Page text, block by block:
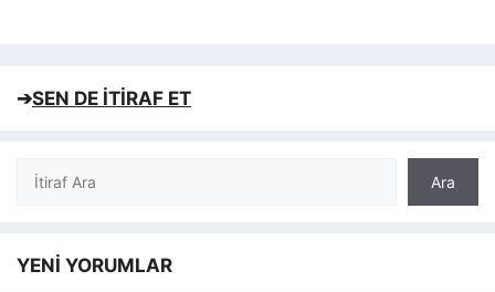
➔SEN DE İTİRAF ET
Ara
Ara
YENİ YORUMLAR